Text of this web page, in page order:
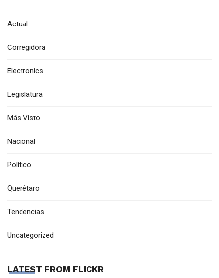
Actual
Corregidora
Electronics
Legislatura
Más Visto
Nacional
Político
Querétaro
Tendencias
Uncategorized
LATEST FROM FLICKR